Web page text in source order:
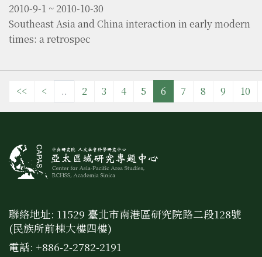
2010-9-1 ~ 2010-10-30
Southeast Asia and China interaction in early modern
times: a retrospec
<< < .. 2 3 4 5 6 7 8 9 10
聯絡地址: 11529 臺北市南港區研究院路二段128號
(民族所前棟大樓四樓)
電話: +886-2-2782-2191